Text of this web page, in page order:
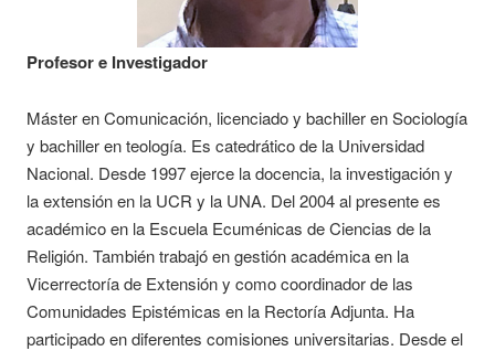
Profesor e Investigador
Máster en Comunicación, licenciado y bachiller en Sociología
y bachiller en teología. Es catedrático de la Universidad
Nacional. Desde 1997 ejerce la docencia, la investigación y
la extensión en la UCR y la UNA. Del 2004 al presente es
académico en la Escuela Ecuménicas de Ciencias de la
Religión. También trabajó en gestión académica en la
Vicerrectoría de Extensión y como coordinador de las
Comunidades Epistémicas en la Rectoría Adjunta. Ha
participado en diferentes comisiones universitarias. Desde el